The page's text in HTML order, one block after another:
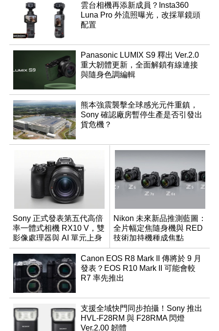
雲台相機再添新成員？Insta360
Luna Pro 外流照曝光，改採單鏡頭
配置
Panasonic LUMIX S9 釋出 Ver.2.0
重大韌體更新，全面解鎖有線連接
與隨身色調編輯
熊本強震襲擊全球感光元件重鎮，
Sony 確認廠房暫停生產是否引發出
貨危機？
Sony 正式發表第五代高倍
率一體式相機 RX10 V，雙
影像處理器與 AI 單元上身
Nikon 未來新品推測藍圖：
全片幅定焦隨身機與 RED
技術加持機種成焦點
Canon EOS R8 Mark II 傳將於 9 月
發表？EOS R10 Mark II 可能會較
R7 率先推出
支援全域快門同步拍攝！Sony 推出
HVL-F28RM 與 F28RMA 閃燈
Ver.2.00 韌體